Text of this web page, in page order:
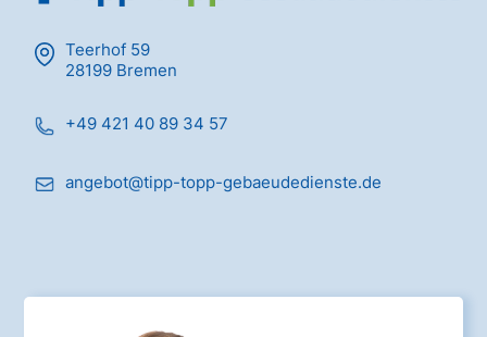
Teerhof 59
28199 Bremen
+49 421 40 89 34 57
angebot@tipp-topp-gebaeudedienste.de